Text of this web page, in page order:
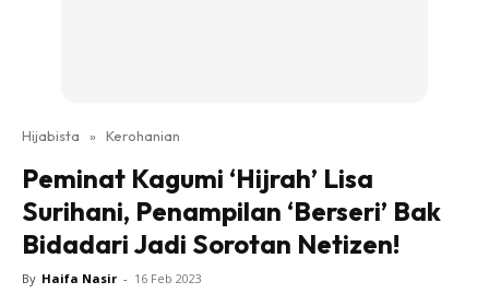
Hijabista » Kerohanian
Peminat Kagumi ‘Hijrah’ Lisa
Surihani, Penampilan ‘Berseri’ Bak
Bidadari Jadi Sorotan Netizen!
By Haifa Nasir - 16 Feb 2023